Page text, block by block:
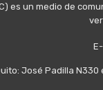
es un medio de
José Padilla N330